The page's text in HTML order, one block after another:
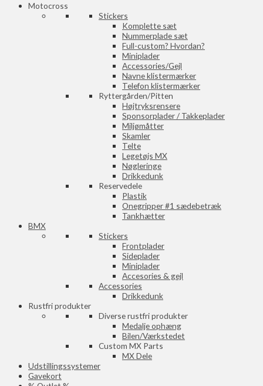
Motocross
Stickers
Komplette sæt
Nummerplade sæt
Full-custom? Hvordan?
Miniplader
Accessories/Gejl
Navne klistermærker
Telefon klistermærker
Ryttergården/Pitten
Højtryksrensere
Sponsorplader / Takkeplader
Miljømåtter
Skamler
Telte
Legetøjs MX
Nøgleringe
Drikkedunk
Reservedele
Plastik
Onegripper #1 sædebetræk
Tankhætter
BMX
Stickers
Frontplader
Sideplader
Miniplader
Accesories & gejl
Accessories
Drikkedunk
Rustfri produkter
Diverse rustfri produkter
Medalje ophæng
Bilen/Værkstedet
Custom MX Parts
MX Dele
Udstillingssystemer
Gavekort